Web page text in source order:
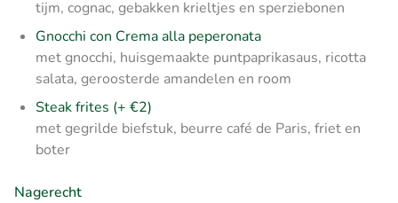
tijm, cognac, gebakken krieltjes en sperziebonen
Gnocchi con Crema alla peperonata
met gnocchi, huisgemaakte puntpaprikasaus, ricotta
salata, geroosterde amandelen en room
Steak frites (+ €2)
met gegrilde biefstuk, beurre café de Paris, friet en
boter
Nagerecht